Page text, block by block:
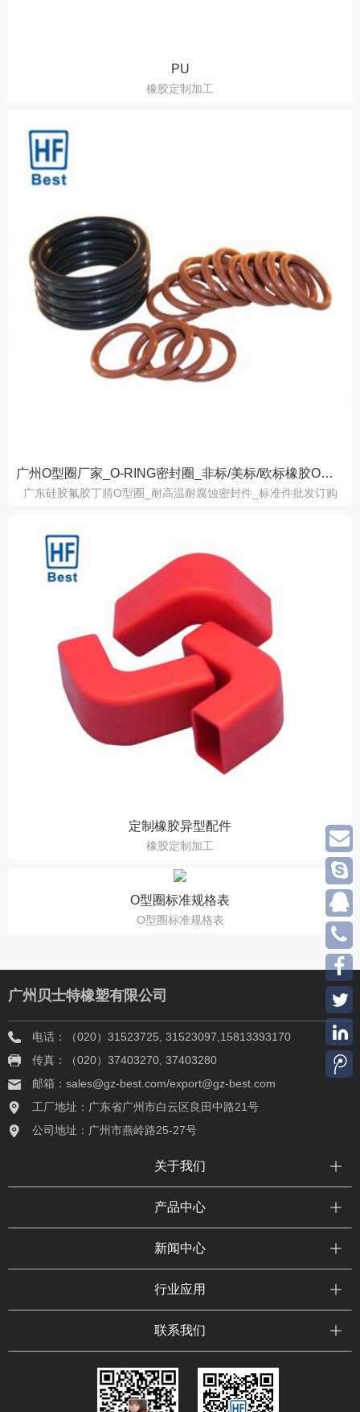
PU
橡胶定制加工
广州O型圈厂家_O-RING密封圈_非标/美标/欧标橡胶O型圈订购
广东硅胶氟胶丁腈O型圈_耐高温耐腐蚀密封件_标准件批发订购
定制橡胶异型配件
橡胶定制加工
O型圈标准规格表
O型圈标准规格表
广州贝士特橡塑有限公司
电话：（020）31523725, 31523097,15813393170
传真：（020）37403270, 37403280
邮箱：sales@gz-best.com/export@gz-best.com
工厂地址：广东省广州市白云区良田中路21号
公司地址：广州市燕岭路25-27号
关于我们
产品中心
新闻中心
行业应用
联系我们